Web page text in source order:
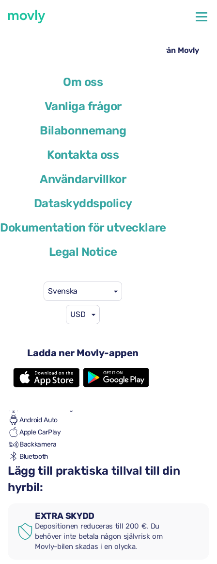
Om oss
Vanliga frågor
Bilabonnemang
Kontakta oss
Användarvillkor
Dataskyddspolicy
Dokumentation för utvecklare
Legal Notice
Svenska
USD
Ladda ner Movly-appen
Hyrbil på Trevisos flygplats – Opel Mokka från Movly
eller liknande
per dag
Automatisk växellåda
5 säten
2 stora resväskor
En liten resväska
Android Auto
Apple CarPlay
Backkamera
Bluetooth
Lägg till praktiska tillval till din
hyrbil:
EXTRA SKYDD
Depositionen reduceras till 200 €. Du
behöver inte betala någon självrisk om
Movly-bilen skadas i en olycka.